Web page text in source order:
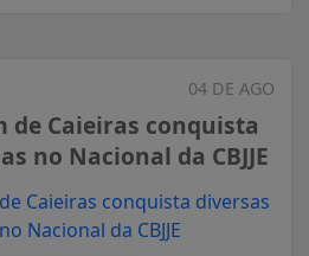
04 DE AGO
de Caieiras conquista
no Nacional da CBJJE